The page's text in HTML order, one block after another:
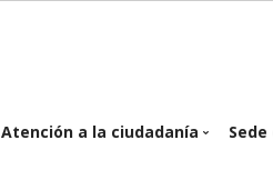
Atención a la ciudadanía